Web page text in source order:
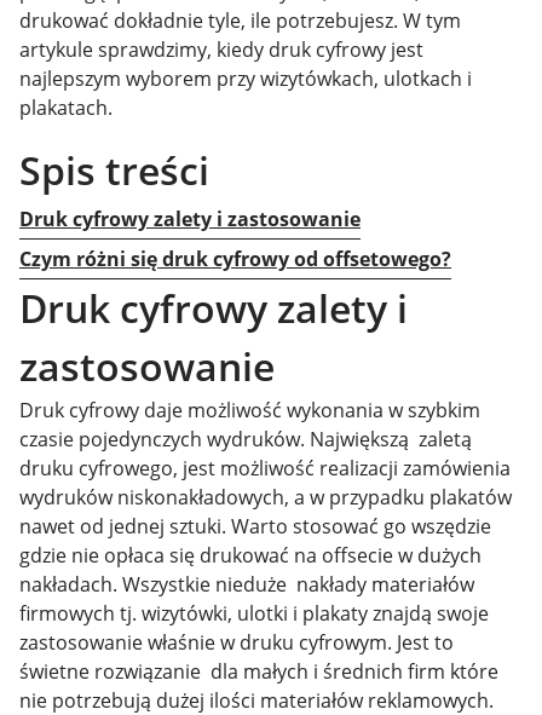
drukować dokładnie tyle, ile potrzebujesz. W tym
artykule sprawdzimy, kiedy druk cyfrowy jest
najlepszym wyborem przy wizytówkach, ulotkach i
plakatach.
Spis treści
Druk cyfrowy zalety i zastosowanie
Czym różni się druk cyfrowy od offsetowego?
Druk cyfrowy zalety i
zastosowanie
Druk cyfrowy daje możliwość wykonania w szybkim
czasie pojedynczych wydruków. Największą zaletą
druku cyfrowego, jest możliwość realizacji zamówienia
wydruków niskonakładowych, a w przypadku plakatów
nawet od jednej sztuki. Warto stosować go wszędzie
gdzie nie opłaca się drukować na offsecie w dużych
nakładach. Wszystkie nieduże nakłady materiałów
firmowych tj. wizytówki, ulotki i plakaty znajdą swoje
zastosowanie właśnie w druku cyfrowym. Jest to
świetne rozwiązanie dla małych i średnich firm które
nie potrzebują dużej ilości materiałów reklamowych.